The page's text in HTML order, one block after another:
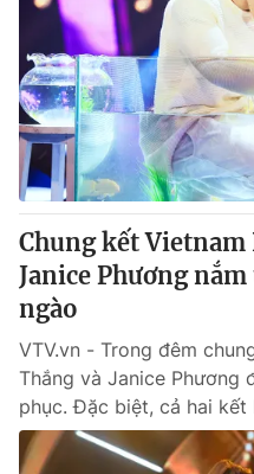
Chung kết
Janice Phương
ngào
VTV.vn - Trong đêm
Thắng và Janice Phương
phục. Đặc biệt, cả hai